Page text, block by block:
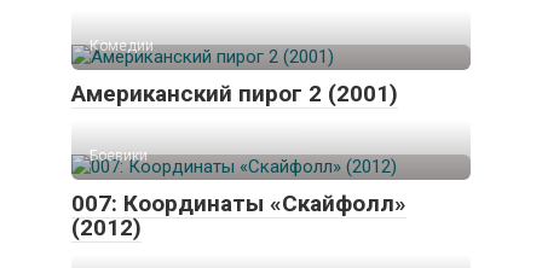
Комедии
Американский пирог 2 (2001)
Боевики
007: Координаты «Скайфолл»
(2012)